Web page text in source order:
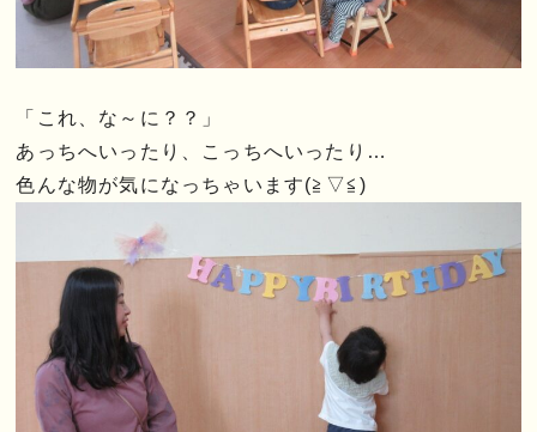
「これ、な～に？？」
あっちへいったり、こっちへいったり…
色んな物が気になっちゃいます(≧▽≦)